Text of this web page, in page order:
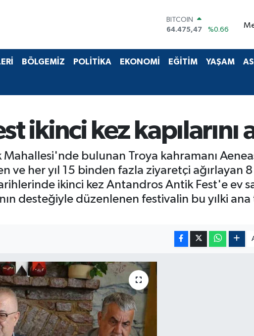
DOLAR
47,5971
%0.05
55,1336
%0.18
STERLİN
64.475,47
%0.66
BÖLGEMİZ POLİTİKA EKONOMİ EĞİTİM YAŞAM
ikinci kez kapılarını
bulunan Troya kahramanı
ve her yıl 15 binden fazla ziyaretçi ağırlayan 8
ikinci kez Antandros Antik Fest'e ev
desteğiyle düzenlenen festivalin bu yılki ana